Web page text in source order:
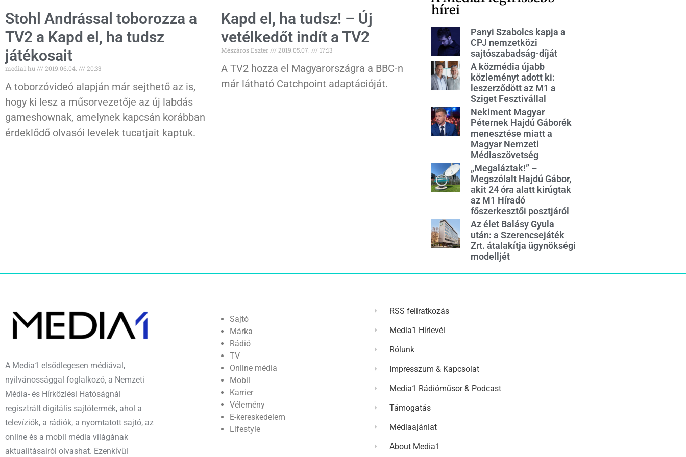
Stohl Andrással toborozza a
TV2 a Kapd el, ha tudsz
játékosait
media1.hu 2019.06.04. 20:33
A toborzóvideó alapján már sejthető az is,
hogy ki lesz a műsorvezetője az új labdás
gameshownak, amelynek kapcsán korábban
érdeklődő olvasói levelek tucatjait kaptuk.
Kapd el, ha tudsz! – Új
vetélkedőt indít a TV2
Mészáros Eszter 2019.05.07. 17:13
A TV2 hozza el Magyarországra a BBC-n
már látható Catchpoint adaptációját.
hírei
Panyi Szabolcs kapja a
CPJ nemzetközi
sajtószabadság-díját
A közmédia újabb
közleményt adott ki:
leszerződött az M1 a
Sziget Fesztivállal
Nekiment Magyar
Péternek Hajdú Gáborék
menesztése miatt a
Magyar Nemzeti
Médiaszövetség
„Megaláztak!” –
Megszólalt Hajdú Gábor,
akit 24 óra alatt kirúgtak
az M1 Híradó
főszerkesztői posztjáról
Az élet Balásy Gyula
után: a Szerencsejáték
Zrt. átalakítja ügynökségi
modelljét
A Media1 elsődlegesen médiával,
nyilvánossággal foglalkozó, a Nemzeti
Média- és Hírközlési Hatóságnál
regisztrált digitális sajtótermék, ahol a
televíziók, a rádiók, a nyomtatott sajtó, az
online és a mobil média világának
aktualitásairól olvashat. Ezenkívül
Sajtó
Márka
Rádió
TV
Online média
Mobil
Karrier
Vélemény
E-kereskedelem
Lifestyle
RSS feliratkozás
Media1 Hírlevél
Rólunk
Impresszum & Kapcsolat
Media1 Rádióműsor & Podcast
Támogatás
Médiaajánlat
About Media1